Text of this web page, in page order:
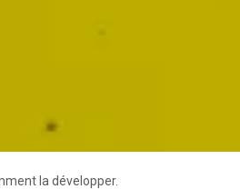
la développer.